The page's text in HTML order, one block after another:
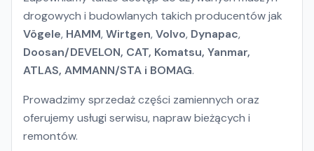
drogowych i budowlanych takich producentów jak
Vögele, HAMM,Wirtgen,Volvo, Dynapac,
Doosan/DEVELON, CAT, Komatsu, Yanmar,
ATLAS, AMMANN/STA i BOMAG.
Prowadzimy sprzedaż części zamiennych oraz
oferujemy usługi serwisu, napraw bieżących i
remontów.